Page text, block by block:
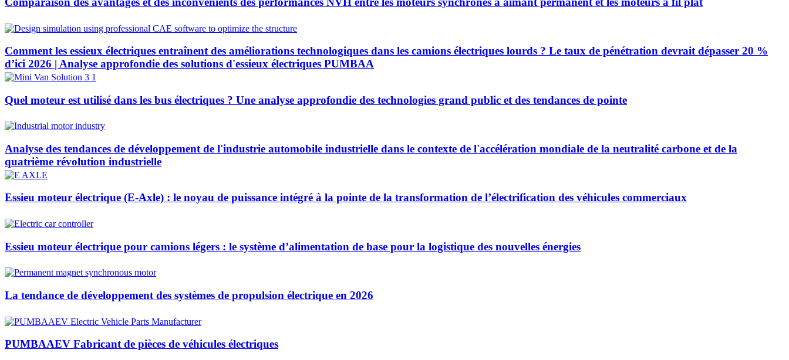
Comment les essieux électriques entraînent des améliorations technologiques dans les camions électriques lourds ? Le taux de pénétration devrait dépasser 20 %
d’ici 2026 | Analyse approfondie des solutions d'essieux électriques PUMBAA
Quel moteur est utilisé dans les bus électriques ? Une analyse approfondie des technologies grand public et des tendances de pointe
Analyse des tendances de développement de l'industrie automobile industrielle dans le contexte de l'accélération mondiale de la neutralité carbone et de la
quatrième révolution industrielle
Essieu moteur électrique (E-Axle) : le noyau de puissance intégré à la pointe de la transformation de l’électrification des véhicules commerciaux
Essieu moteur électrique pour camions légers : le système d’alimentation de base pour la logistique des nouvelles énergies
La tendance de développement des systèmes de propulsion électrique en 2026
PUMBAAEV Fabricant de pièces de véhicules électriques